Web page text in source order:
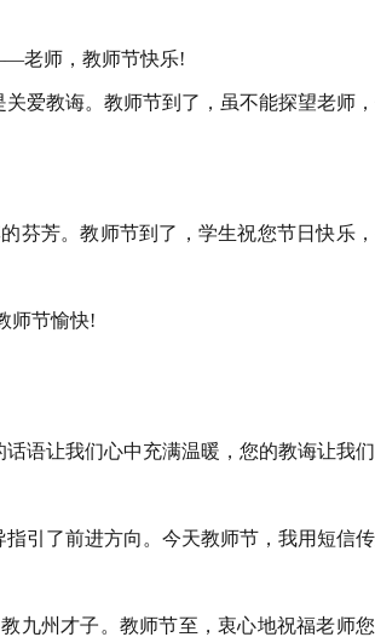
老师，教师节快乐!
爱教诲。教师节到了，虽不能探望老师
芬芳。教师节到了，学生祝您节日快乐
师节愉快!
语让我们心中充满温暖，您的教诲让我
引了前进方向。今天教师节，我用短信
九州才子。教师节至，衷心地祝福老师您